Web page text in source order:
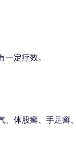
一定疗效。
、体股癣、手足癣